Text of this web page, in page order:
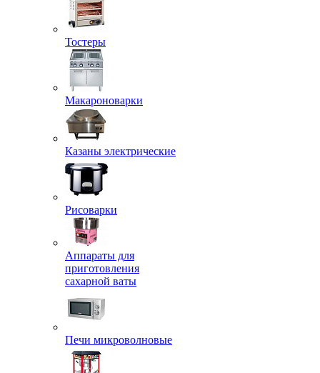
Тостеры
Макароноварки
Казаны электрические
Рисоварки
Аппараты для
приготовления
сахарной ваты
Печи микроволновые